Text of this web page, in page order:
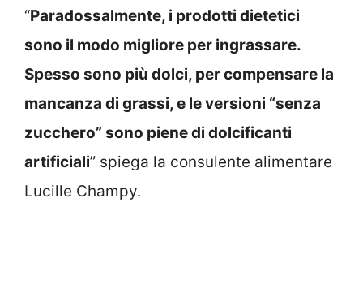
“Paradossalmente, i prodotti dietetici
sono il modo migliore per ingrassare.
Spesso sono più dolci, per compensare la
mancanza di grassi, e le versioni “senza
zucchero” sono piene di dolcificanti
artificiali” spiega la consulente alimentare
Lucille Champy.